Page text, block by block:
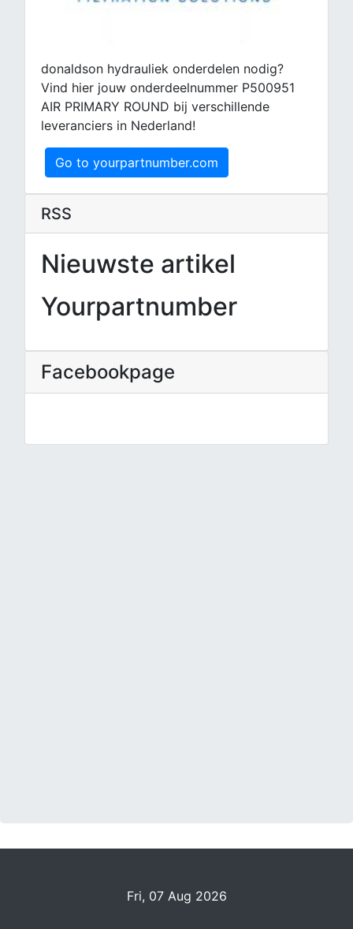
donaldson hydrauliek onderdelen nodig?
Vind hier jouw onderdeelnummer P500951
AIR PRIMARY ROUND bij verschillende
leveranciers in Nederland!
Go to yourpartnumber.com
RSS
Nieuwste artikel
Yourpartnumber
Facebookpage
Fri, 07 Aug 2026